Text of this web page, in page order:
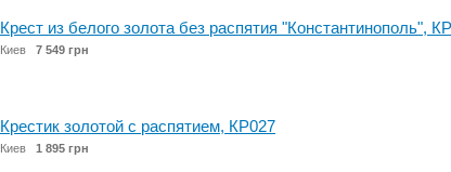
Крест из белого золота без распятия "Константинополь",
Киев 7 549 грн
Крестик золотой с распятием, КР027
Киев 1 895 грн